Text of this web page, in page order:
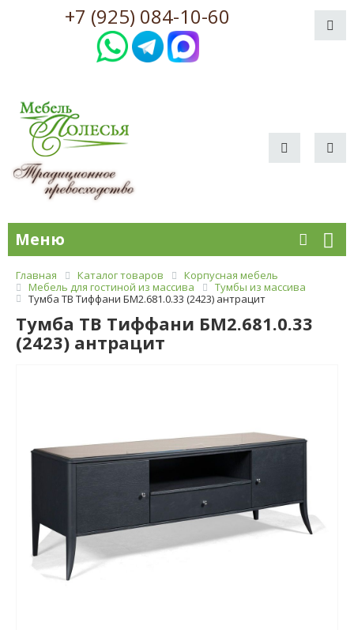
+7 (925) 084-10-60
Меню
Главная Каталог товаров
Корпусная мебель
Мебель для гостиной из массива
Тумбы из массива
Тумба ТВ Тиффани БМ2.681.0.33 (2423) антрацит
Тумба ТВ Тиффани БМ2.681.0.33
(2423) антрацит